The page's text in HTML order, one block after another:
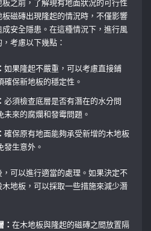
之前，了解現有地面狀況的可行性
磁磚出現隆起的情況時，不僅影響
安全隱患。在這種情況下，進行風
考慮以下幾點：
如果隆起不嚴重，可以考慮直接鋪
確保新地板的穩定性。
必須檢查底層是否有潛在的水分問
未來的腐爛和發霉問題。
確保原有地面能夠承受新增的木地板
發生意外。
可以進行適當的處理。如果決定不
地板，可以採取一些措施來減少潛
：在木地板與隆起的磁磚之間放置隔